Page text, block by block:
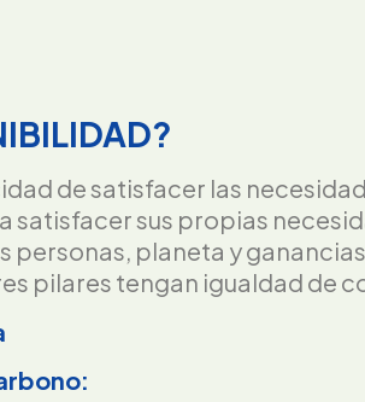
de satisfacer las
satisfacer sus propias
personas, planeta y
pilares tengan igualdad de